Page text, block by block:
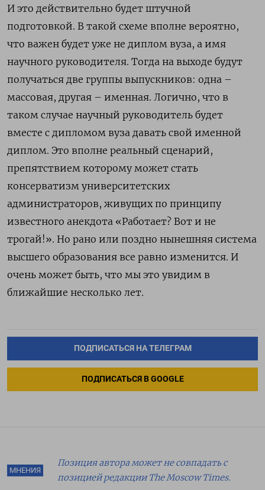
И это действительно будет штучной
подготовкой. В такой схеме вполне вероятно,
что важен будет уже не диплом вуза, а имя
научного руководителя. Тогда на выходе будут
получаться две группы выпускников: одна –
массовая, другая – именная. Логично, что в
таком случае научный руководитель будет
вместе с дипломом вуза давать свой именной
диплом. Это вполне реальный сценарий,
препятствием которому может стать
консерватизм университетских
администраторов, живущих по принципу
известного анекдота «Работает? Вот и не
трогай!». Но рано или поздно нынешняя система
высшего образования все равно изменится. И
очень может быть, что мы это увидим в
ближайшие несколько лет.
ПОДПИСАТЬСЯ НА ТЕЛЕГРАМ
ПОДПИСАТЬСЯ В GOOGLE
МНЕНИЯ
Позиция автора может не совпадать с
позицией редакции The Moscow Times.